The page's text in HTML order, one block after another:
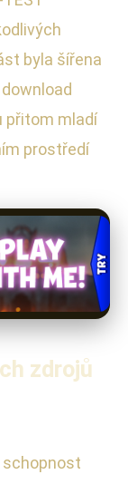
byla šířena
přitom mladí
prostředí
zdrojů
schopnost